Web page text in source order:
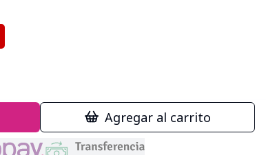
Agregar al carrito